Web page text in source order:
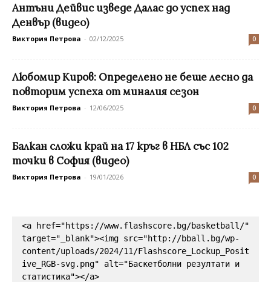
Антъни Дейвис изведе Далас до успех над
Денвър (видео)
Виктория Петрова - 02/12/2025 0
Любомир Киров: Определено не беше лесно да
повторим успеха от миналия сезон
Виктория Петрова - 12/06/2025 0
Балкан сложи край на 17 кръг в НБЛ със 102
точки в София (видео)
Виктория Петрова - 19/01/2026 0
<a href="https://www.flashscore.bg/basketball/"
target="_blank"><img src="http://bball.bg/wp-
content/uploads/2024/11/Flashscore_Lockup_Posit
ive_RGB-svg.png" alt="Баскетболни резултати и
статистика"></a>